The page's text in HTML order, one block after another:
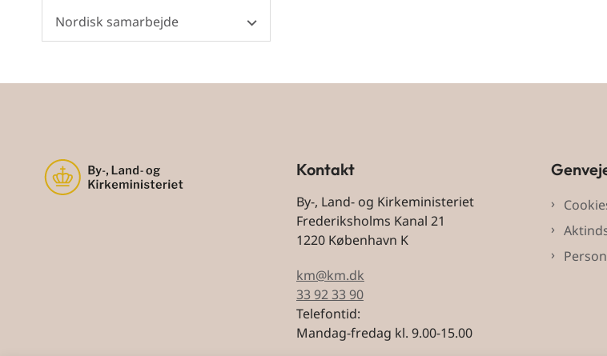
Nordisk samarbejde
Kontakt
By-, Land- og Kirkeministeriet
Frederiksholms Kanal 21
1220 København K
km@km.dk
33 92 33 90
Telefontid:
Mandag-fredag kl. 9.00-15.00